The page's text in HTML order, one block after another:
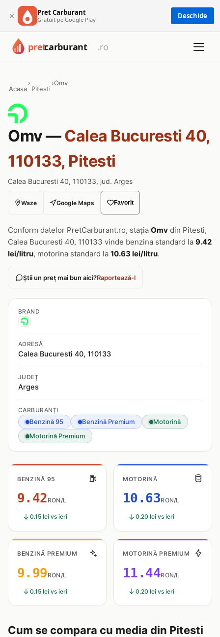
× Pret Carburant
Gratuit pe Google Play Deschide
Acasa
›
Pitesti
›Omv
Omv —Calea Bucuresti 40,
110133, Pitesti
Calea Bucuresti 40, 110133, jud. Arges
Waze Google Maps Favorit
Conform datelor PretCarburant.ro, stația Omv din Pitesti,
Calea Bucuresti 40, 110133 vinde benzina standard la 9.42
lei/litru, motorina standard la 10.63 lei/litru.
Știi un preț mai bun aici?Raportează-l
BRAND
ADRESĂ
Calea Bucuresti 40, 110133
JUDEȚ
Arges
CARBURANȚI
Benzină 95 Benzină Premium
Motorină
Motorină Premium
BENZINĂ 95
9.42 RON/L
0.15 lei vs ieri
MOTORINĂ
10.63RON/L
0.20 lei vs ieri
BENZINĂ PREMIUM
9.99 RON/L
0.15 lei vs ieri
MOTORINĂ PREMIUM
11.44RON/L
0.20 lei vs ieri
Cum se compara cu media din Pitesti